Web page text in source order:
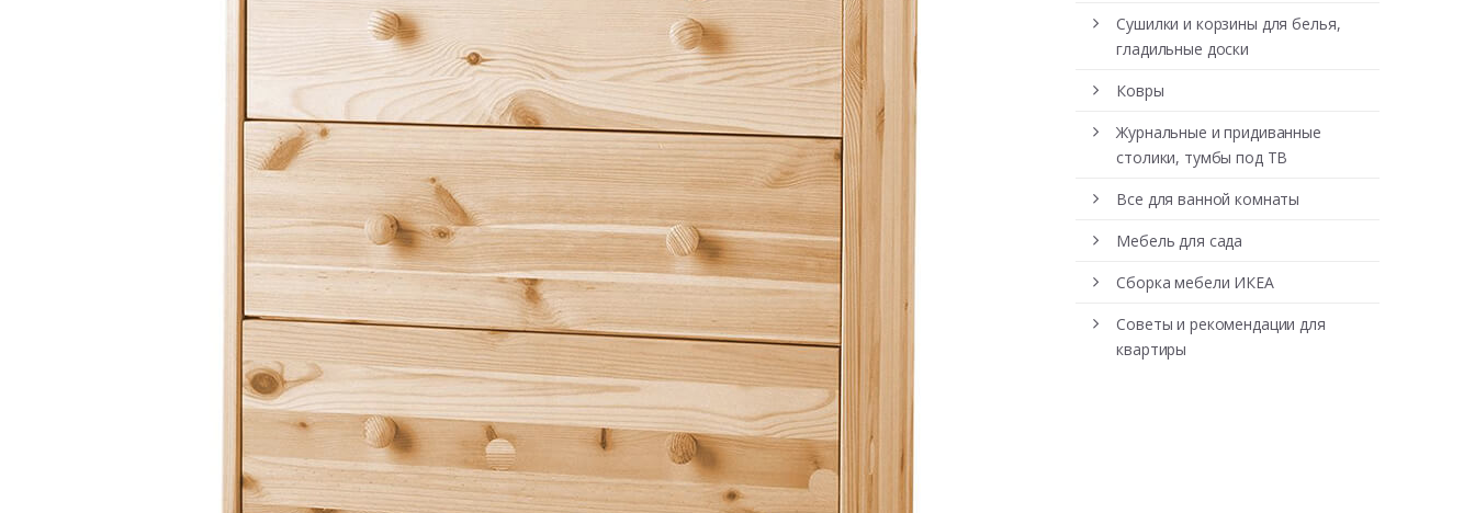
Сушилки и корзины для белья,
гладильные доски
Ковры
Журнальные и придиванные
столики, тумбы под ТВ
Все для ванной комнаты
Мебель для сада
Сборка мебели ИКЕА
Советы и рекомендации для
квартиры